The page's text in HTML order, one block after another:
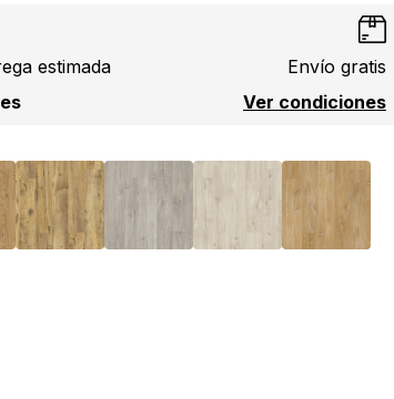
estimada
Envío gratis
Ver condiciones